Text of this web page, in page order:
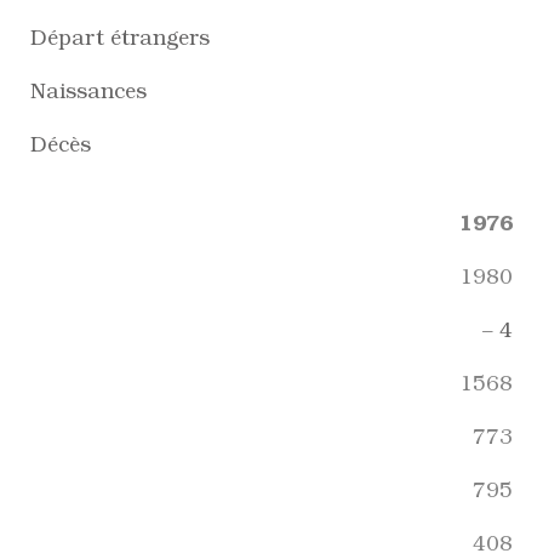
Départ étrangers
Naissances
Décès
1976
1980
– 4
1568
773
795
408